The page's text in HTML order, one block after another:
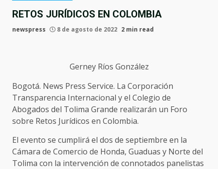
RETOS JURÍDICOS EN COLOMBIA
newspress 8 de agosto de 2022 2 min read
Gerney Ríos González
Bogotá. News Press Service. La Corporación
Transparencia Internacional y el Colegio de
Abogados del Tolima Grande realizarán un Foro
sobre Retos Jurídicos en Colombia.
El evento se cumplirá el dos de septiembre en la
Cámara de Comercio de Honda, Guaduas y Norte del
Tolima con la intervención de connotados panelistas